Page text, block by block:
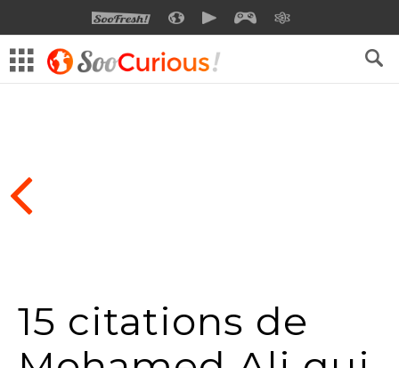
SOOFRESHSOOCURIOUSSOOMOTIONSOOGEEK
15 citations de